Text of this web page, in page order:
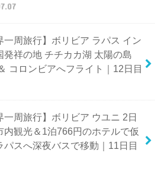
一周旅行】ボリビア ラパス イン
発祥の地 チチカカ湖 太陽の島
コロンビアへフライト｜12日目
一周旅行】ボリビア ウユニ 2日
内観光＆1泊766円のホテルで仮
パスへ深夜バスで移動｜11日目